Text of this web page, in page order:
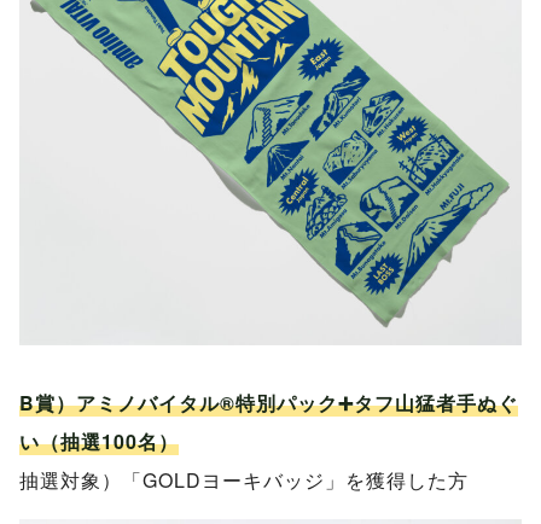
B賞）アミノバイタル®特別パック➕タフ山猛者手ぬぐ
い（抽選100名）
抽選対象）「GOLDヨーキバッジ」を獲得した方